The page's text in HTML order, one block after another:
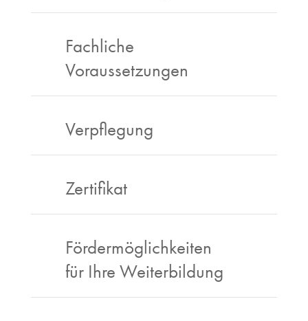
Fachliche
Voraussetzungen
Verpflegung
Zertifikat
Fördermöglichkeiten
für Ihre Weiterbildung